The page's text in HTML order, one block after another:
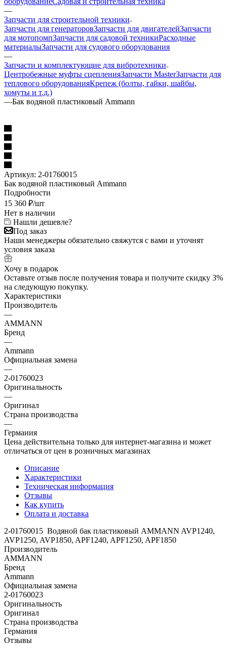
—
Запчасти для строительной техники
Запчасти для генераторовЗапчасти для двигателейЗапчасти
для мотопомпЗапчасти для садовой техникиРасходные
материалыЗапчасти для судового оборудования
—
Запчасти и комплектующие для вибротехники
Центробежные муфты сцепленияЗапчасти MasterЗапчасти для
теплового оборудованияКрепеж (болты, гайки, шайбы,
хомуты и т.д.)
—Бак водяной пластиковый Ammann
Артикул: 2-01760015
Бак водяной пластиковый Ammann
Подробности
15 360 ₽/шт
Нет в наличии
Нашли дешевле?
Под заказ
Наши менеджеры обязательно свяжутся с вами и уточнят
условия заказа
Хочу в подарок
Оставьте отзыв после получения товара и получите скидку 3%
на следующую покупку.
Характеристики
Производитель
—
AMMANN
Бренд
—
Ammann
Официальная замена
—
2-01760023
Оригинальность
—
Оригинал
Страна производства
—
Германия
Цена действительна только для интернет-магазина и может
отличаться от цен в розничных магазинах
Описание
Характеристики
Техническая информация
Отзывы
Как купить
Оплата и доставка
2-01760015 Водяной бак пластиковый AMMANN AVP1240,
AVP1250, AVP1850, APF1240, APF1250, APF1850
Производитель
AMMANN
Бренд
Ammann
Официальная замена
2-01760023
Оригинальность
Оригинал
Страна производства
Германия
Отзывы